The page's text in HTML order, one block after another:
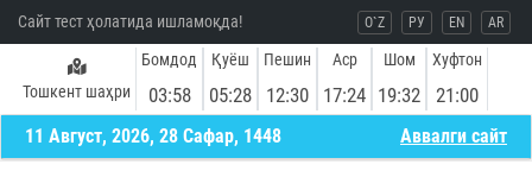
Сайт тест ҳолатида ишламоқда! O`Z РУ EN AR
Тошкент шаҳри
Бомдод
03:58
Қуёш
05:28
Пешин
12:30
Аср
17:24
Шом
19:32
Хуфтон
21:00
11 Август, 2026, 28 Сафар, 1448 Aввалги сайт